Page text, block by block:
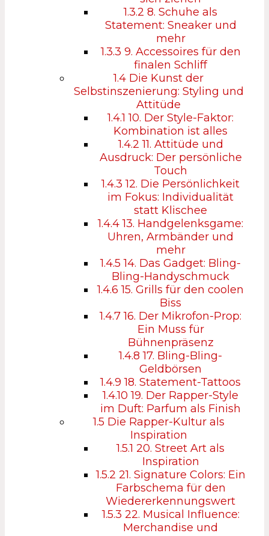
1.3.2 8. Schuhe als
Statement: Sneaker und
mehr
1.3.3 9. Accessoires für den
finalen Schliff
1.4 Die Kunst der
Selbstinszenierung: Styling und
Attitüde
1.4.1 10. Der Style-Faktor:
Kombination ist alles
1.4.2 11. Attitüde und
Ausdruck: Der persönliche
Touch
1.4.3 12. Die Persönlichkeit
im Fokus: Individualität
statt Klischee
1.4.413. Handgelenksgame:
Uhren, Armbänder und
mehr
1.4.5 14. Das Gadget: Bling-
Bling-Handyschmuck
1.4.6 15. Grills für den coolen
Biss
1.4.716. Der Mikrofon-Prop:
Ein Muss für
Bühnenpräsenz
1.4.8 17. Bling-Bling-
Geldbörsen
1.4.9 18. Statement-Tattoos
1.4.10 19. Der Rapper-Style
im Duft: Parfum als Finish
1.5 Die Rapper-Kultur als
Inspiration
1.5.1 20. Street Art als
Inspiration
1.5.2 21. Signature Colors: Ein
Farbschema für den
Wiedererkennungswert
1.5.3 22. Musical Influence:
Merchandise und